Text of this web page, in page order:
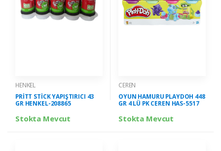
HENKEL
PRİTT STİCK YAPIŞTIRICI 43
GR HENKEL-208865
Stokta Mevcut
CEREN
OYUN HAMURU PLAYDOH 448
GR 4 LÜ PK CEREN HAS-5517
Stokta Mevcut